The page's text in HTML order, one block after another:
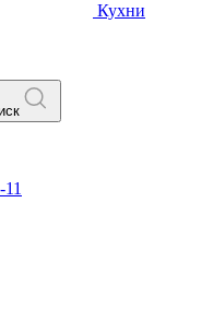
Кухни